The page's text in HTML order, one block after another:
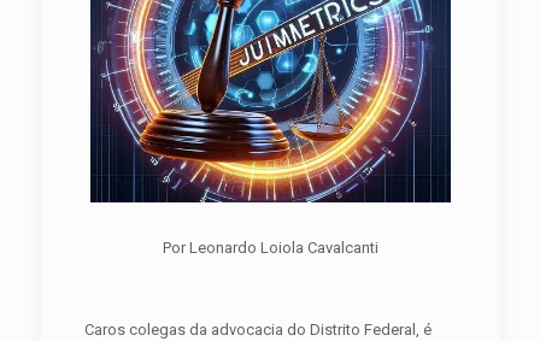
Por Leonardo Loiola Cavalcanti
Caros colegas da advocacia do Distrito Federal, é